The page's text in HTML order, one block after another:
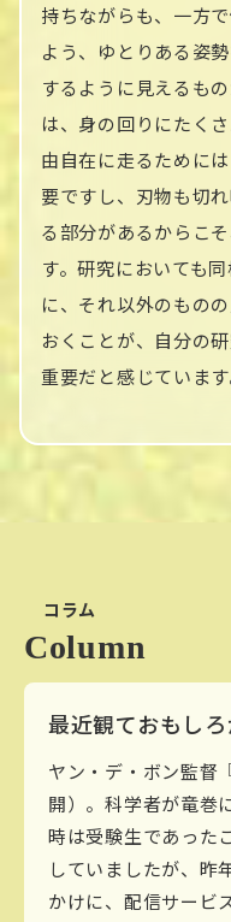
持ちながらも、一方
よう、ゆとりある姿
するように見えるも
は、身の回りにたく
由自在に走るために
要ですし、刃物も切
る部分があるからこ
す。研究においても
に、それ以外のもの
おくことが、自分の
重要だと感じています
コラム
Column
最近観ておもし
ヤン・デ・ボン監督
開）。科学者が竜巻
時は受験生であった
していましたが、昨
かけに、配信サービ